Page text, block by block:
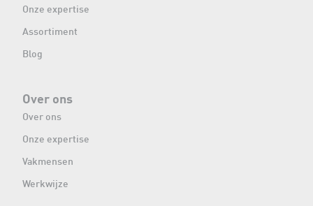
Onze expertise
Assortiment
Blog
Over ons
Over ons
Onze expertise
Vakmensen
Werkwijze